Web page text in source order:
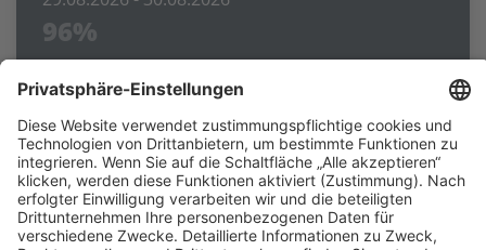
96%
Kunstfest Weimar Dokumentartheater von
Prodromos Tsinikoris Sprache: Deutsch,
Griechisch und Ladino mit deutschen und
englischen Übertiteln